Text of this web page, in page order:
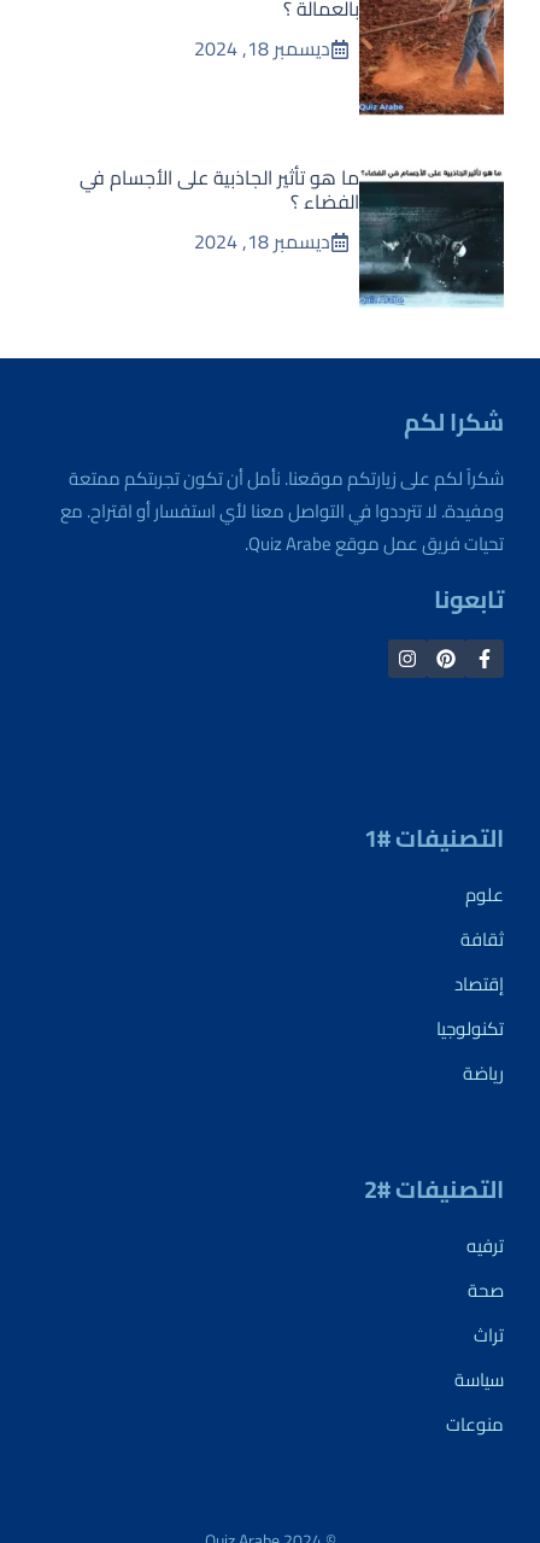
بالعمالة ؟
ديسمبر 18, 2024
ما هو تأثير الجاذبية على الأجسام في
الفضاء ؟
ديسمبر 18, 2024
شكرا لكم
شكراً لكم على زيارتكم موقعنا. نأمل أن تكون تجربتكم ممتعة
ومفيدة. لا تترددوا في التواصل معنا لأي استفسار أو اقتراح. مع
تحيات فريق عمل موقع Quiz Arabe.
تابعونا
التصنيفات #1
علوم
ثقافة
إقتصاد
تكنولوجيا
رياضة
التصنيفات #2
ترفيه
صحة
تراث
سياسة
منوعات